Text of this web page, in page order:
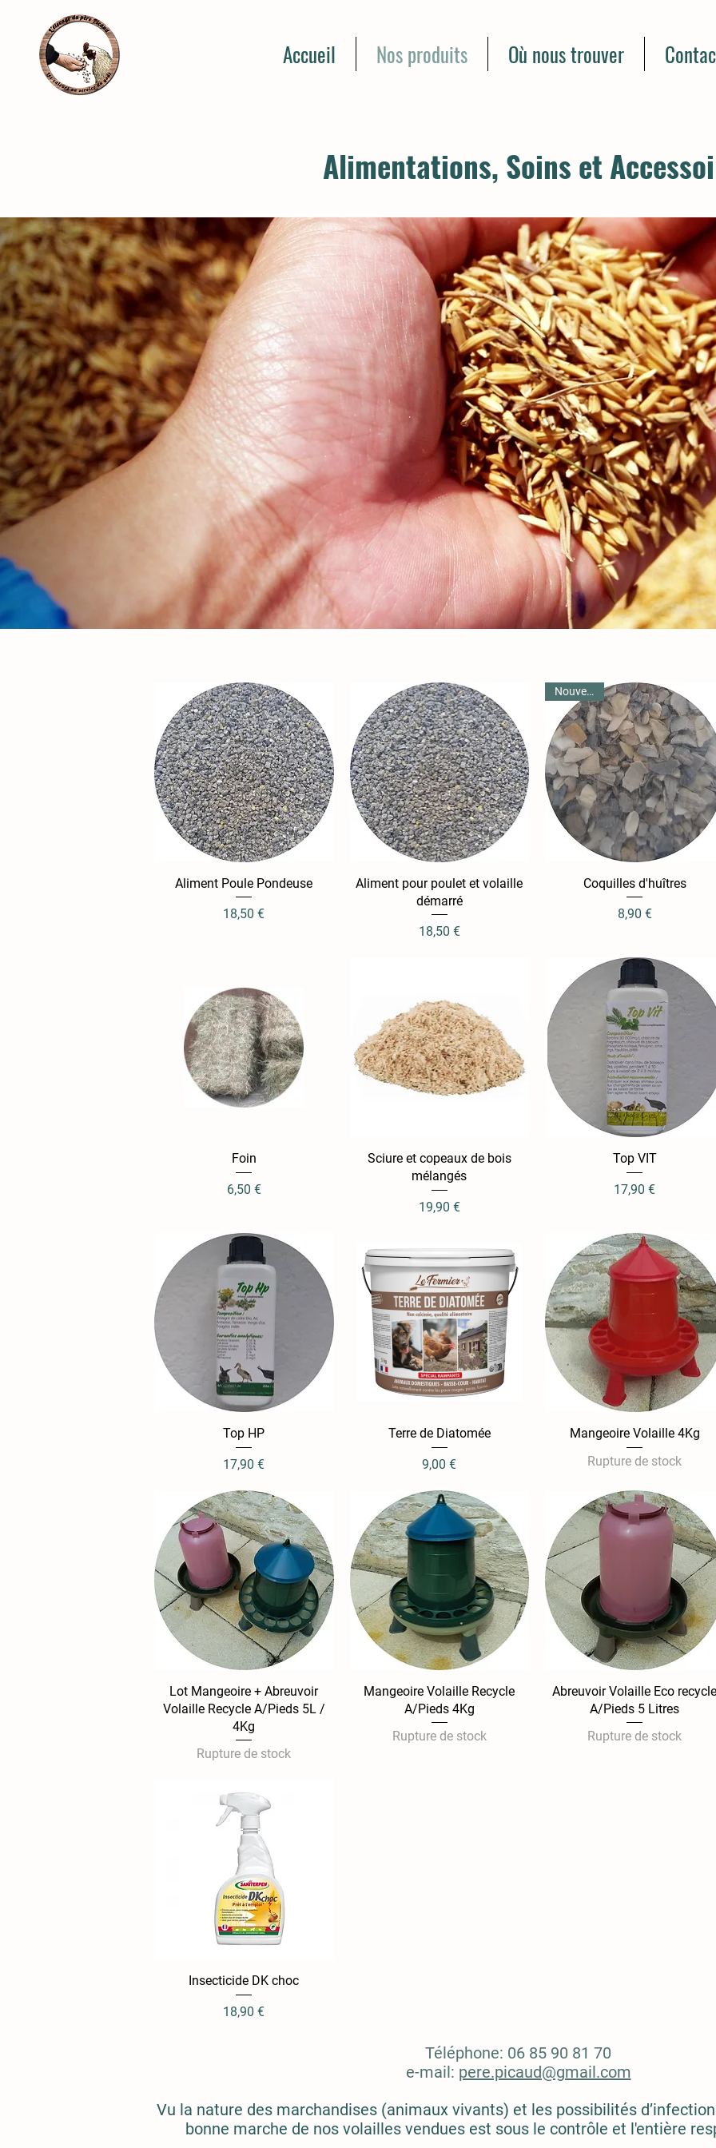
Accueil Nos produits Où nous trouver
Alimentations, Soins et
Aperçu rapide
Aliment Poule Pondeuse
Prix
18,50 €
Aperçu rapide
Aliment pour poulet et volaille
démarré
Prix
18,50 €
Aperçu rapide
Nouveauté
Coquilles d'huîtres
Prix
8,90 €
Aperçu rapide
Foin
Prix
6,50 €
Aperçu rapide
Sciure et copeaux de bois
mélangés
Prix
19,90 €
Aperçu rapide
Top VIT
Prix
17,90 €
Aperçu rapide
Top HP
Prix
17,90 €
Aperçu rapide
Terre de Diatomée
Prix
9,00 €
Aperçu rapide
Mangeoire Volaille 4Kg
Rupture de stock
Aperçu rapide
Lot Mangeoire + Abreuvoir
Volaille Recycle A/Pieds 5L /
4Kg
Rupture de stock
Aperçu rapide
Mangeoire Volaille Recycle
A/Pieds 4Kg
Rupture de stock
Aperçu rapide
Abreuvoir Volaille Eco recycle
A/Pieds 5 Litres
Rupture de stock
Aperçu rapide
Insecticide DK choc
Prix
18,90 €
Téléphone: 06 85 90 81 70
e-mail: pere.picaud@gmail.com
Vu la nature des marchandises (animaux vivants) et les possibilités
bonne marche de nos volailles vendues est sous le contrôle et l'entière